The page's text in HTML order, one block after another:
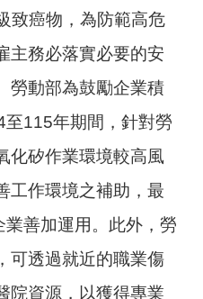
致癌物，為防範高危
主務必落實必要的安
勞動部為鼓勵企業積
115年期間，針對勞
化矽作業環境較高風
工作環境之補助，最
善加運用。此外，勞
可透過就近的職業傷
院資源，以獲得專業